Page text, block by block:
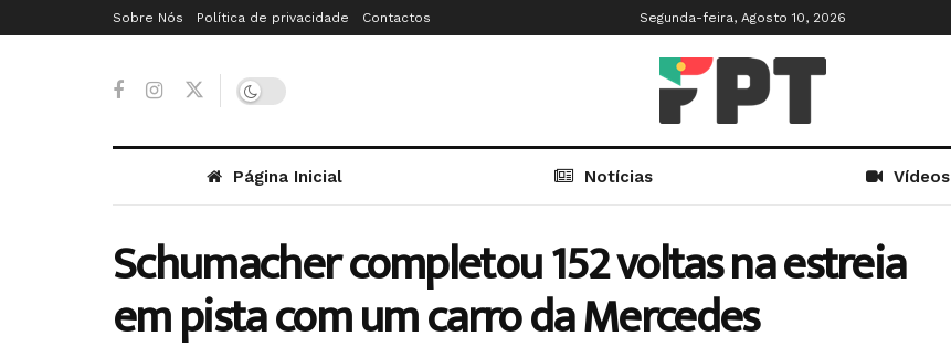
Sobre Nós Política de privacidade Contactos Segunda-feira, Agosto 10, 2026
Página Inicial Notícias Vídeos
Schumacher completou 152 voltas na estreia
em pista com um carro da Mercedes